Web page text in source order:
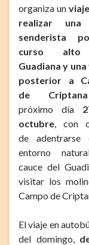
organiza un
realizar una
senderista
curso
Guadiana y
posterior a
de Criptana
próximo día
octubre , con
de adentrarse
entorno
cauce del
visitar los
Campo de
El viaje en
del domingo,